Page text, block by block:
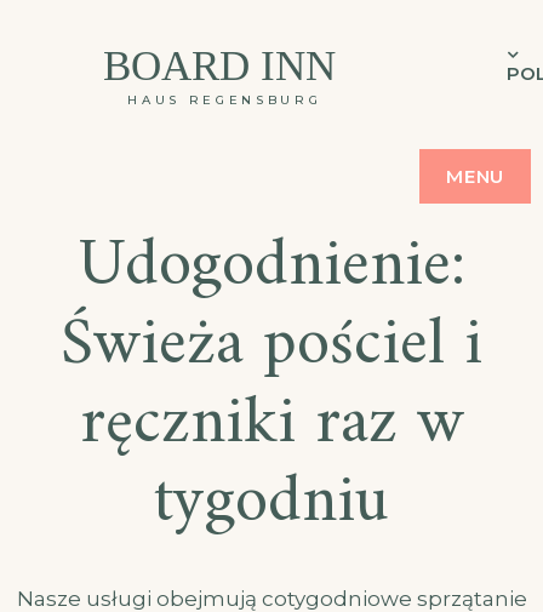
BOARD INN
HAUS REGENSBURG
MENU
Udogodnienie:
Świeża pościel i
ręczniki raz w
tygodniu
Nasze usługi obejmują cotygodniowe sprzątanie